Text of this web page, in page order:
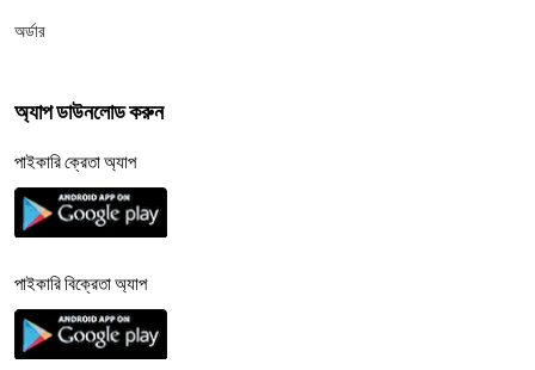
অর্ডার
অ্যাপ ডাউনলোড করুন
পাইকারি ক্রেতা অ্যাপ
পাইকারি বিক্রেতা অ্যাপ